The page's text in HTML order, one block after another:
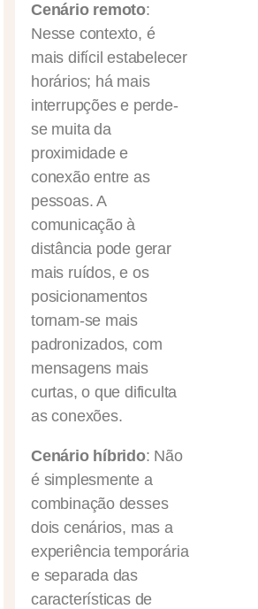
Cenário remoto:
Nesse contexto, é
mais difícil estabelecer
horários; há mais
interrupções e perde-
se muita da
proximidade e
conexão entre as
pessoas. A
comunicação à
distância pode gerar
mais ruídos, e os
posicionamentos
tornam-se mais
padronizados, com
mensagens mais
curtas, o que dificulta
as conexões.
Cenário híbrido: Não
é simplesmente a
combinação desses
dois cenários, mas a
experiência temporária
e separada das
características de